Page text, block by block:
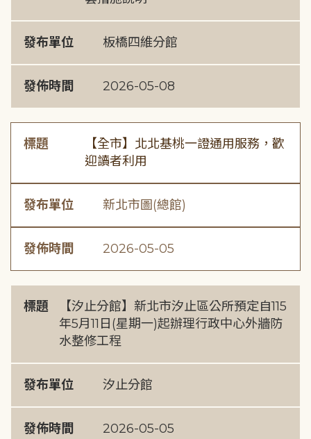
發布單位 板橋四維分館
發佈時間 2026-05-08
標題
【全市】北北基桃一證通用服務，歡
迎讀者利用
發布單位 新北市圖(總館)
發佈時間 2026-05-05
標題
【汐止分館】新北市汐止區公所預定自115
年5月11日(星期一)起辦理行政中心外牆防
水整修工程
發布單位 汐止分館
發佈時間 2026-05-05